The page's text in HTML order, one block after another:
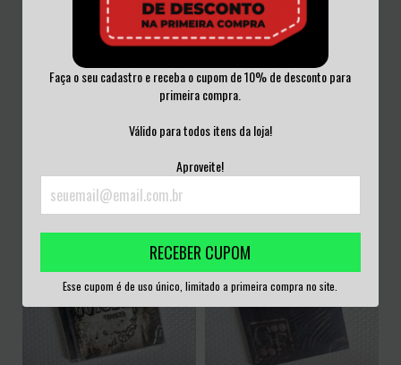
Faça o seu cadastro e receba o cupom de 10% de desconto para
primeira compra.
Válido para todos itens da loja!
Aproveite!
RECEBER CUPOM
Esse cupom é de uso único, limitado a primeira compra no site.
CD ACRILICO
ALTERNAT...